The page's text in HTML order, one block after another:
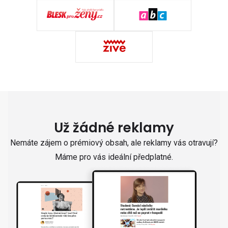
Už žádné reklamy
Nemáte zájem o prémiový obsah, ale reklamy vás otravují?
Máme pro vás ideální předplatné.